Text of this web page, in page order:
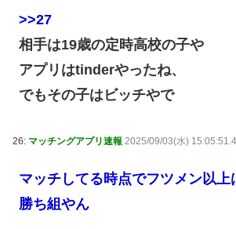
>>27
相手は19歳の定時高校の子や
アプリはtinderやったね、
でもその子はビッチやで
26: マッチングアプリ速報 2025/09/03(水)
マッチしてる時点でフツメン以上
勝ち組やん